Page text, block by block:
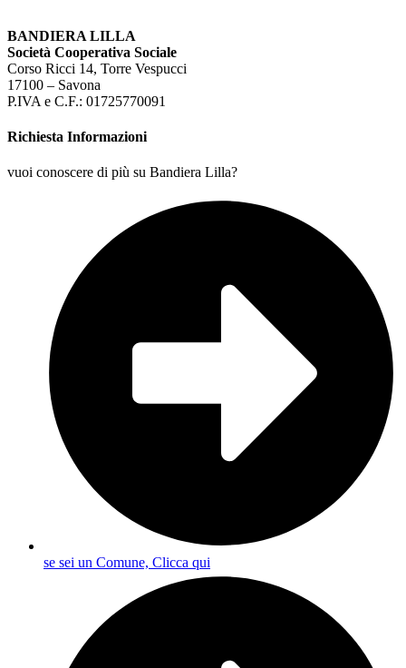
BANDIERA LILLA
Società Cooperativa Sociale
Corso Ricci 14, Torre Vespucci
17100 – Savona
P.IVA e C.F.: 01725770091
Richiesta Informazioni
vuoi conoscere di più su Bandiera Lilla?
se sei un Comune, Clicca qui